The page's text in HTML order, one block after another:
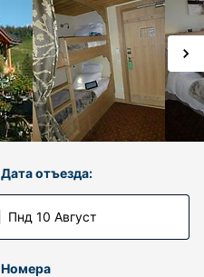
Дата отъезда:
Пнд 10 Август
Номера